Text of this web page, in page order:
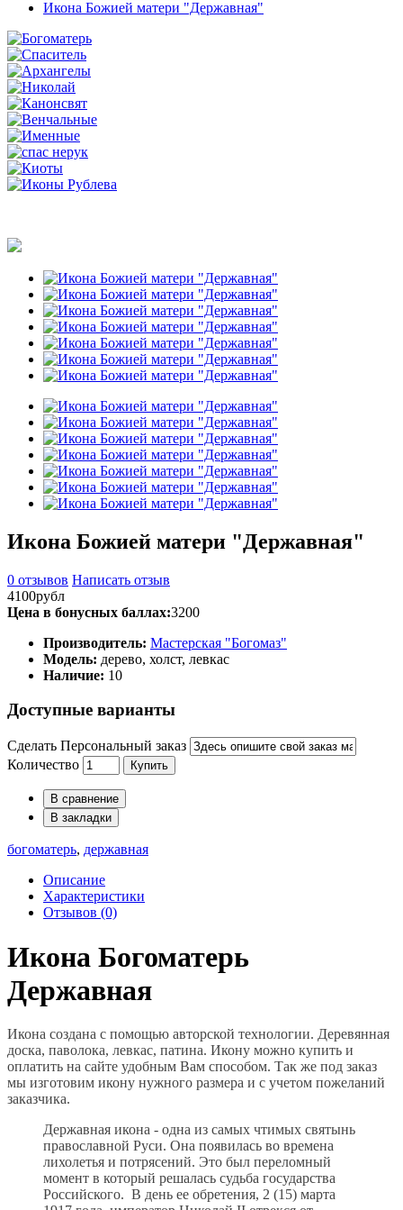
Икона Божией матери "Державная"
Икона Божией матери "Державная"
0 отзывов Написать отзыв
4100рубл
Цена в бонусных баллах:3200
Производитель: Мастерская "Богомаз"
Модель: дерево, холст, левкас
Наличие: 10
Доступные варианты
Сделать Персональный заказ
Количество
Купить
В сравнение
В закладки
богоматерь, державная
Описание
Характеристики
Отзывов (0)
Икона Богоматерь
Державная
Икона создана с помощью авторской технологии. Деревянная
доска, паволока, левкас, патина. Икону можно купить и
оплатить на сайте удобным Вам способом. Так же под заказ
мы изготовим икону нужного размера и с учетом пожеланий
заказчика.
Державная икона - одна из самых чтимых святынь
православной Руси. Она появилась во времена
лихолетья и потрясений. Это был переломный
момент в который решалась судьба государства
Российского. В день ее обретения, 2 (15) марта